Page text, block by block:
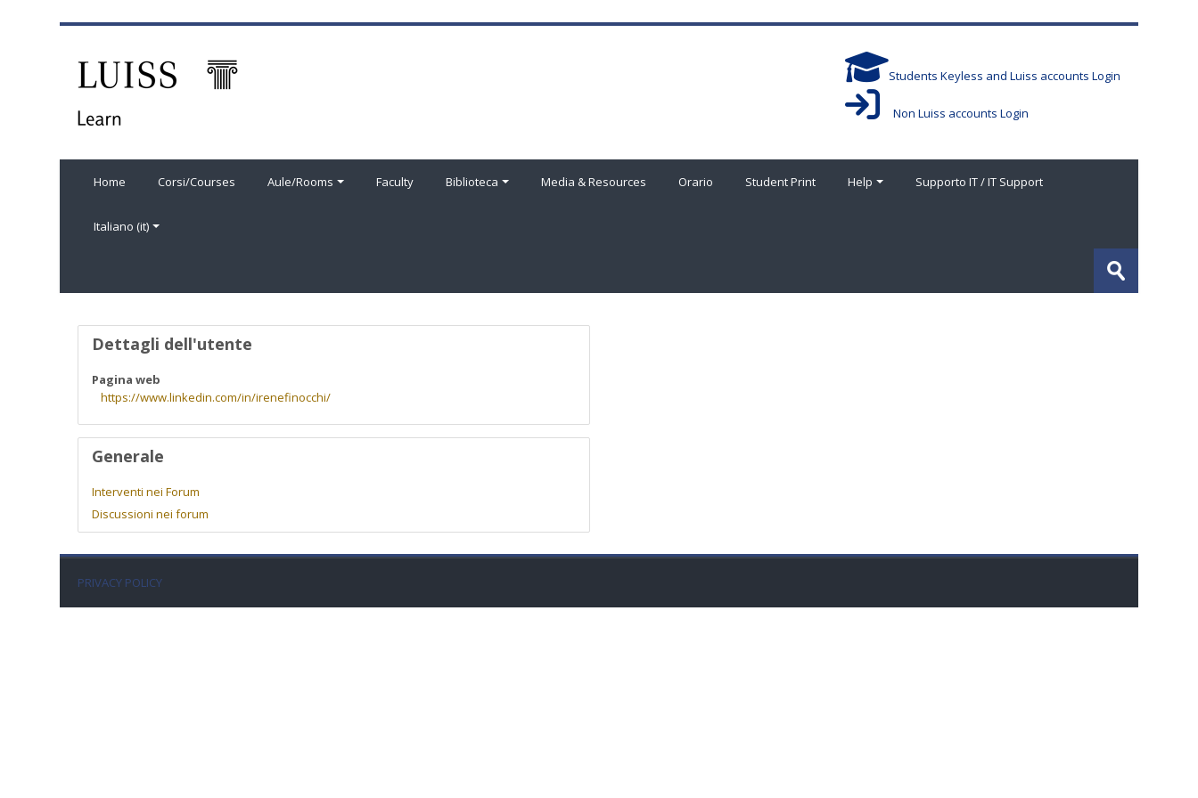
Students Keyless and Luiss accounts Login
Non Luiss accounts Login
Home Corsi/Courses Aule/Rooms Faculty Biblioteca Media & Resources Orario Student Print Help Supporto IT / IT Support
Italiano ‎(it)‎
Invia
Profilo utente
Dettagli dell'utente
Pagina web
https://www.linkedin.com/in/irenefinocchi/
Generale
Interventi nei Forum
Discussioni nei forum
PRIVACY POLICY